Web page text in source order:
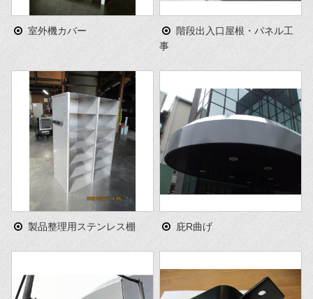
室外機カバー
階段出入口屋根・パネル工
事
製品整理用ステンレス棚 庇R曲げ